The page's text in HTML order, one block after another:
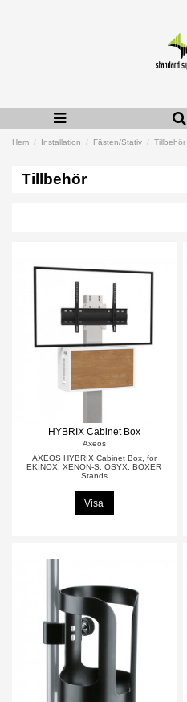
Hem Installation Fästen/Stativ Tillbehör
Tillbehör
HYBRIX Cabinet Box
Axeos
AXEOS HYBRIX Cabinet Box, for
EKINOX, XENON-S, OSYX, BOXER
Stands
Visa